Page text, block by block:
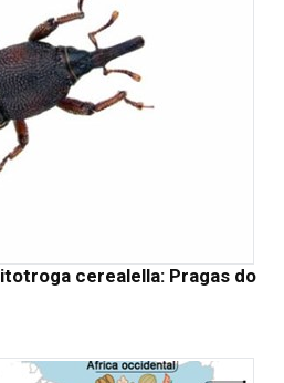
cerealella: Pragas do